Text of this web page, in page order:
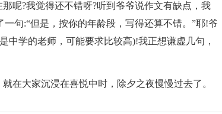
呢?我觉得还不错呀?听到爷爷说作文有缺点，我
句:“但是，按你的年龄段，写得还算不错。”耶!爷
中学的老师，可能要求比较高)!我正想谦虚几句，
在大家沉浸在喜悦中时，除夕之夜慢慢过去了。